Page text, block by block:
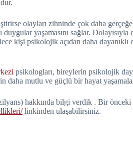
olayları zihninde çok daha
yaşamasını sağlar. Dolayısıyla
kişi psikolojik açıdan daha dayanıklı
psikologları, bireylerin psikolojik
daha mutlu ve güçlü bir hayat
hakkında bilgi verdik . Bir önceki
linkinden ulaşabilirsiniz.